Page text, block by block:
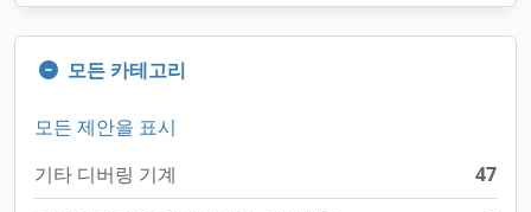
모든 카테고리
모든 제안을 표시
기타 디버링 기계
47